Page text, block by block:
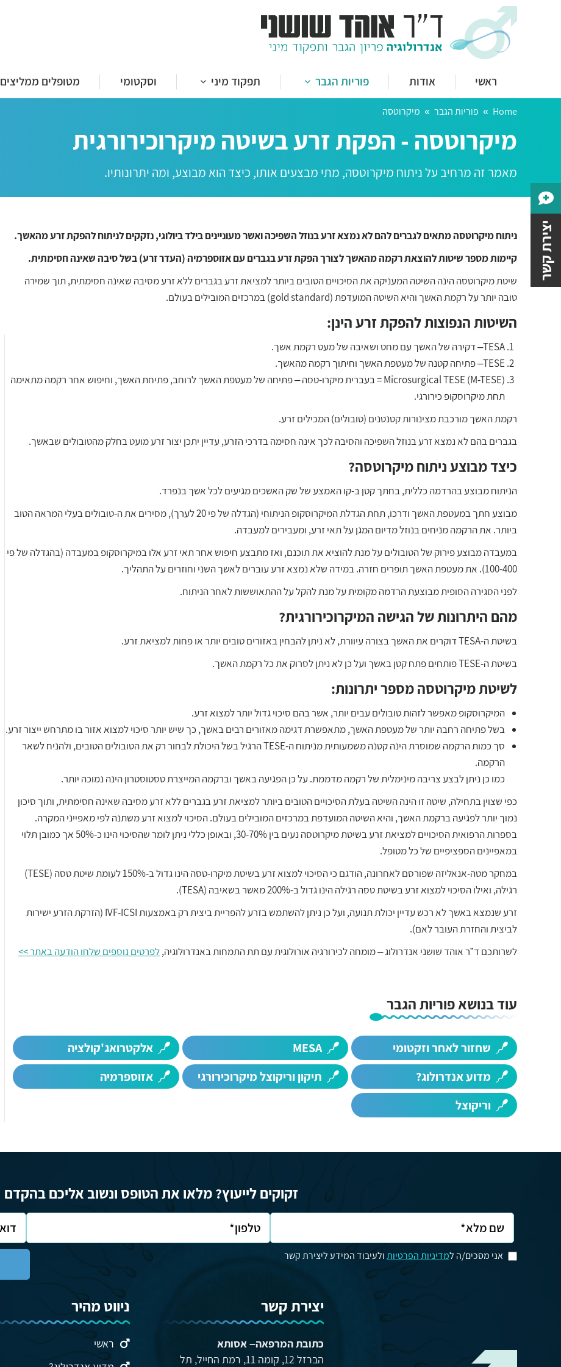
ראשי אודות פוריות הגבר
מדוע אנדרולוג?
אזוספרמיה
מיקרוטסה
MESA
אלקטרואג'קולציה
שחזור לאחר וזקטומי
תפקוד מיני
שתל (תותב) של הפין
עקמת הפין
מחלת פירוני
וסקטומי מטופלים ממליצים
You are here:
Home פוריות הגבר מיקרוטסה
מיקרוטסה - הפקת זרע בשיטה מיקרוכירורגית
מאמר זה מרחיב על ניתוח מיקרוטסה, מתי מבצעים אותו, כיצד הוא מבוצע, ומה יתרונותיו.
ניתוח מיקרוטסה מתאים לגברים להם לא נמצא זרע בנוזל השפיכה ואשר מעוניינים בילד ביולוגי, נזקקים לניתוח להפקת זרע מהאשך.
קיימות מספר שיטות להוצאת רקמה מהאשך לצורך הפקת זרע בגברים עם אזוספרמיה (העדר זרע) בשל סיבה שאינה חסימתית.
שיטת מיקרוטסה הינה השיטה המעניקה את הסיכויים הטובים ביותר למציאת זרע בגברים ללא זרע מסיבה שאינה חסימתית, תוך שמירה
טובה יותר על רקמת האשך והיא השיטה המועדפת (gold standard) במרכזים המובילים בעולם.
השיטות הנפוצות להפקת זרע הינן:
TESA– דקירה של האשך עם מחט ושאיבה של מעט רקמת אשך.
TESE– פתיחה קטנה של מעטפת האשך וחיתוך רקמה מהאשך.
Microsurgical TESE (M-TESE) = בעברית מיקרו-טסה – פתיחה של מעטפת האשך לרוחב, פתיחת האשך, וחיפוש אחר רקמה מתאימה
תחת מיקרוסקופ כירורגי.
רקמת האשך מורכבת מצינורות קטנטנים (טובולים) המכילים זרע.
בגברים בהם לא נמצא זרע בנוזל השפיכה והסיבה לכך אינה חסימה בדרכי הזרע, עדיין יתכן יצור זרע מועט בחלק מהטובולים שבאשך.
כיצד מבוצע ניתוח מיקרוטסה?
הניתוח מבוצע בהרדמה כללית, בחתך קטן ב-קו האמצע של שק האשכים מגיעים לכל אשך בנפרד.
מבוצע חתך במעטפת האשך ודרכו, תחת הגדלת המיקרוסקופ הניתוחי (הגדלה של פי 20 לערך), מסירים את ה-טובולים בעלי המראה הטוב
ביותר. את הרקמה מניחים בנוזל מדיום המגן על תאי זרע, ומעבירים למעבדה.
במעבדה מבוצע פירוק של הטובולים על מנת להוציא את תוכנם, ואז מתבצע חיפוש אחר תאי זרע אלו במיקרוסקופ במעבדה (בהגדלה של פי
100-400). את מעטפת האשך תופרים חזרה. במידה שלא נמצא זרע עוברים לאשך השני וחוזרים על התהליך.
לפני הסגירה הסופית מבוצעת הרדמה מקומית על מנת להקל על ההתאוששות לאחר הניתוח.
מהם היתרונות של הגישה המיקרוכירורגית?
בשיטת ה-TESA דוקרים את האשך בצורה עיוורת, לא ניתן להבחין באזורים טובים יותר או פחות למציאת זרע.
בשיטת ה-TESE פותחים פתח קטן באשך ועל כן לא ניתן לסרוק את כל רקמת האשך.
לשיטת מיקרוטסה מספר יתרונות:
המיקרוסקופ מאפשר לזהות טובולים עבים יותר, אשר בהם סיכוי גדול יותר למצוא זרע.
בשל פתיחה רחבה יותר של מעטפת האשך, מתאפשרת דגימה מאזורים רבים באשך, כך שיש יותר סיכוי למצוא אזור בו מתרחש ייצור זרע.
סך כמות הרקמה שמוסרת הינה קטנה משמעותית מניתוח ה-TESE הרגיל בשל היכולת לבחור רק את הטובולים הטובים, ולהניח לשאר
הרקמה.
כמו כן ניתן לבצע צריבה מינימלית של רקמה מדממת. על כן הפגיעה באשך וברקמה המייצרת טסטוסטרון הינה נמוכה יותר.
כפי שצוין בתחילה, שיטה זו הינה השיטה בעלת הסיכויים הטובים ביותר למציאת זרע בגברים ללא זרע מסיבה שאינה חסימתית, ותוך סיכון
נמוך יותר לפגיעה ברקמת האשך, והיא השיטה המועדפת במרכזים המובילים בעולם. הסיכוי למצוא זרע משתנה לפי מאפייני המקרה.
בספרות הרפואית הסיכויים למציאת זרע בשיטת מיקרוטסה נעים בין 30-70%, ובאופן כללי ניתן לומר שהסיכוי הינו כ-50% אך כמובן תלוי
במאפיינים הספציפיים של כל מטופל.
במחקר מטה-אנאליזה שפורסם לאחרונה, הודגם כי הסיכוי למצוא זרע בשיטת מיקרו-טסה הינו גדול ב-150% לעומת שיטת טסה (TESE)
רגילה, ואילו הסיכוי למצוא זרע בשיטת טסה רגילה הינו גדול ב-200% מאשר בשאיבה (TESA).
זרע שנמצא באשך לא רכש עדיין יכולת תנועה, ועל כן ניתן להשתמש בזרע להפריית ביצית רק באמצעות IVF-ICSI (הזרקת הזרע ישירות
לביצית והחזרת העובר לאם).
לשרותכם ד”ר אוהד שושני אנדרולוג – מומחה לכירורגיה אורולוגית עם תת התמחות באנדרולוגיה,לפרטים נוספים שלחו הודעה באתר >>
עוד בנושא פוריות הגבר
שחזור לאחר וזקטומי MESA
אלקטרואג'קולציה
מדוע אנדרולוג?
תיקון וריקוצל מיקרוכירורגי
אזוספרמיה
וריקוצל
זקוקים לייעוץ? מלאו את הטופס ונשוב אליכם בהקדם
אני מסכים/ה למדיניות הפרטיותולעיבוד המידע ליצירת קשר
יצירת קשר
כתובת המרפאה– אסותא
הברזל 12, קומה 11, רמת החייל, תל
ניווט מהיר
ראשי
יצירת קשר
מדוע אנדרולוג?
אזוספרמיה
MESA
תיקון וריקוצל מיקרוכירורגי
אלקטרואג'קולציה
הזרקות לפין
שתל (תותב) של הפין
מחלת פירוני